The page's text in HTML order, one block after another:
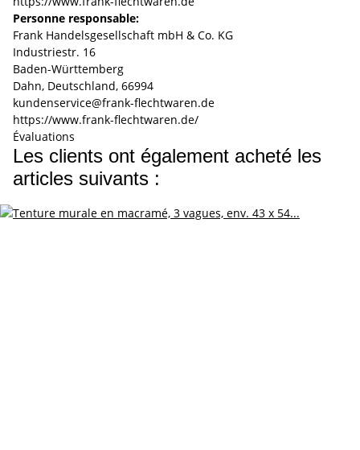
Personne responsable:
Frank Handelsgesellschaft mbH & Co. KG
Industriestr. 16
Baden-Württemberg
Dahn, Deutschland, 66994
kundenservice@frank-flechtwaren.de
https://www.frank-flechtwaren.de/
Évaluations
Les clients ont également acheté les
articles suivants :